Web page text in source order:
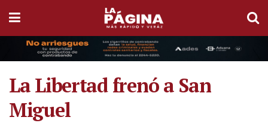
La Libertad frenó a San
Miguel